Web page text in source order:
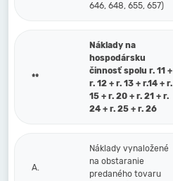
646, 648, 655, 657)
**
Náklady na
hospodársku
činnosť spolu r. 11 +
r. 12 + r. 13 + r.14 + r.
15 + r. 20 + r. 21 + r.
24 + r. 25 + r. 26
A.
Náklady vynaložené
na obstaranie
predaného tovaru